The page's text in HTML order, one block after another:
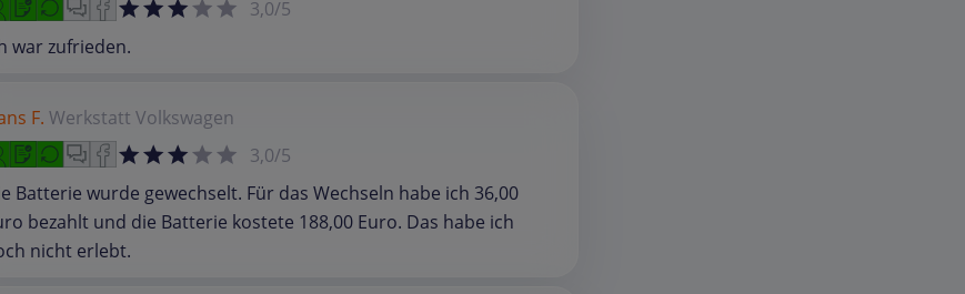
3,0/5
war zufrieden.
F. Werkstatt Volkswagen
3,0/5
Batterie wurde gewechselt. Für das Wechseln habe ich 36,00
bezahlt und die Batterie kostete 188,00 Euro. Das habe ich
nicht erlebt.